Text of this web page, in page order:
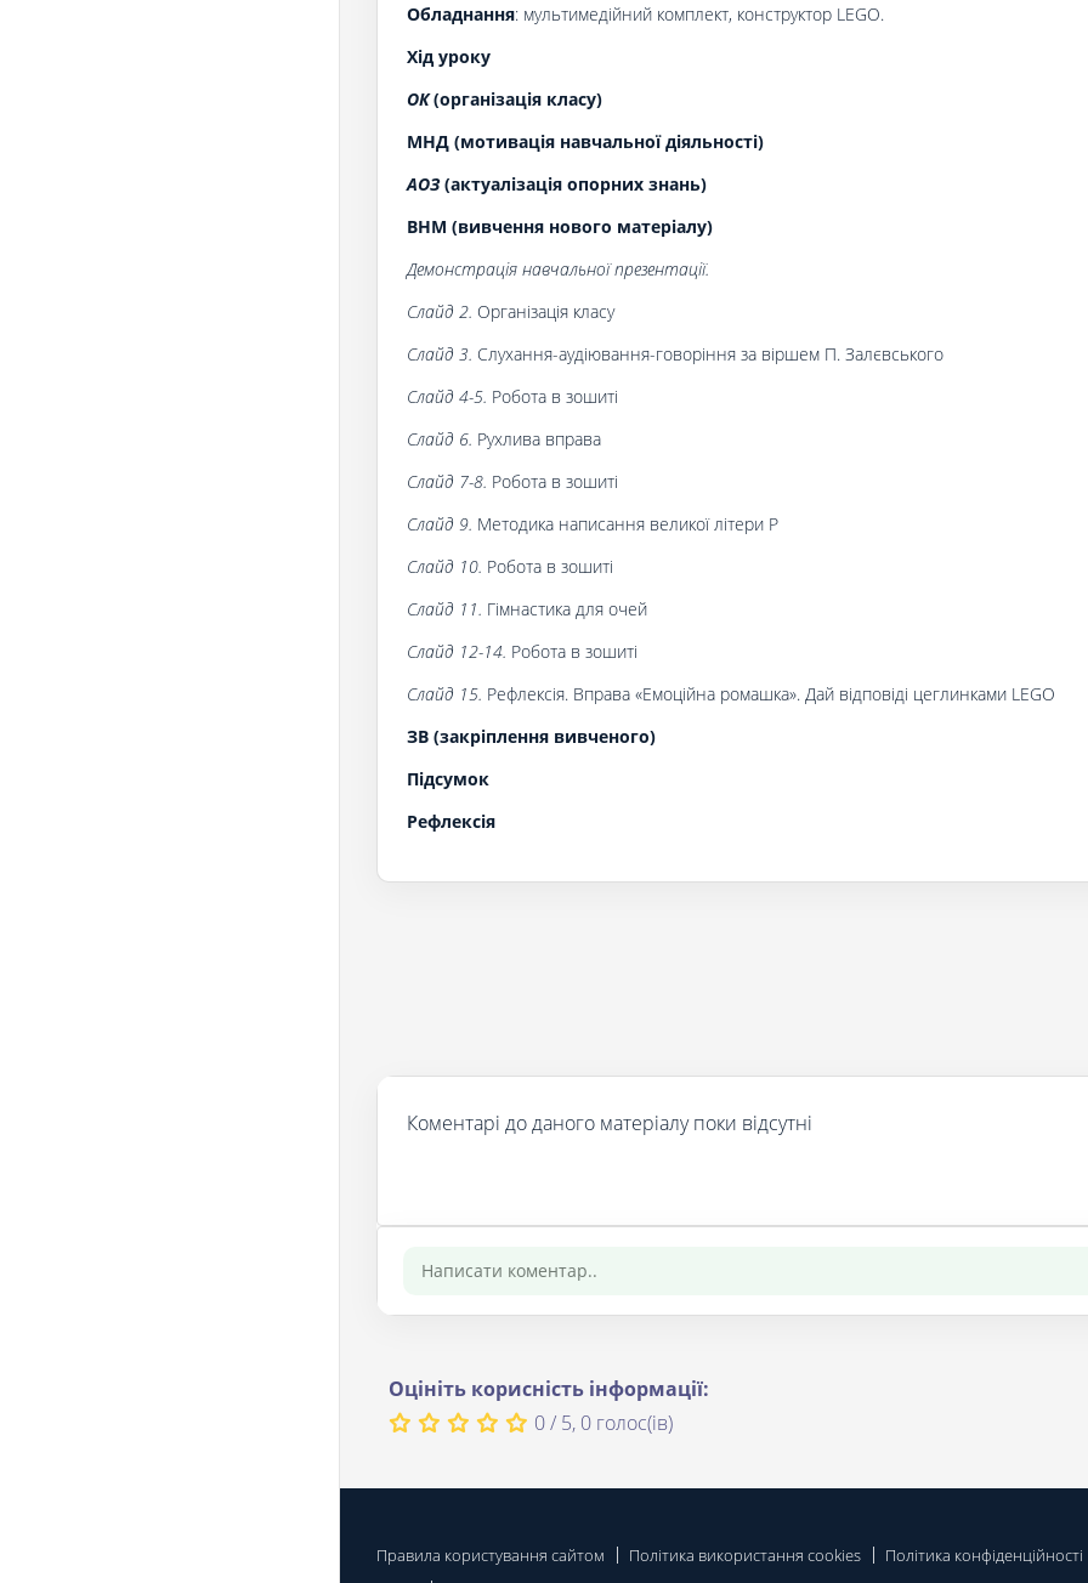
Обладнання: мультимедійний комплект, конструктор LEGO.
Хід уроку
ОК(організація класу)
МНД (мотивація навчальної діяльності)
АОЗ(актуалізація опорних знань)
ВНМ (вивчення нового матеріалу)
Демонстрація навчальної презентації.
Слайд 2. Організація класу
Слайд 3. Слухання-аудіювання-говоріння за віршем П. Залєвського
Слайд 4-5. Робота в зошиті
Слайд 6. Рухлива вправа
Слайд 7-8. Робота в зошиті
Слайд 9. Методика написання великої літери Р
Слайд 10. Робота в зошиті
Слайд 11. Гімнастика для очей
Слайд 12-14. Робота в зошиті
Слайд 15. Рефлексія. Вправа «Емоційна ромашка». Дай відповіді цеглинками LEGO
ЗВ (закріплення вивченого)
Підсумок
Рефлексія
Коментарі до даного матеріалу поки відсутні
Оцініть корисність інформації:
0 / 5, 0 голос(ів)
Правила користування сайтом Політика використання cookies Політика конфіденційності